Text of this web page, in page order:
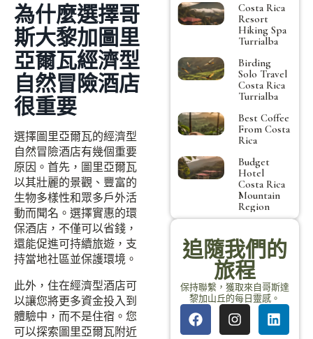
為什麼選擇哥
斯大黎加圖里
亞爾瓦經濟型
自然冒險酒店
很重要
選擇圖里亞爾瓦的經濟型
自然冒險酒店有幾個重要
原因。首先，圖里亞爾瓦
以其壯麗的景觀、豐富的
生物多樣性和眾多戶外活
動而聞名。選擇實惠的環
保酒店，不僅可以省錢，
還能促進可持續旅遊，支
持當地社區並保護環境。
此外，住在經濟型酒店可
以讓您將更多資金投入到
體驗中，而不是住宿。您
可以探索圖里亞爾瓦附近
Costa Rica
Resort
Hiking Spa
Turrialba
Birding
Solo Travel
Costa Rica
Turrialba
Best Coffee
From Costa
Rica
Budget
Hotel
Costa Rica
Mountain
Region
追隨我們的
旅程
保持聯繫，獲取來自哥斯達
黎加山丘的每日靈感。